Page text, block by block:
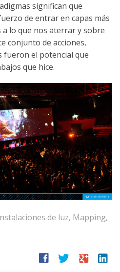
significan que
de entrar en capas más
lo que nos aterrar y sobre
conjunto de acciones,
fueron el potencial que
que hice.
de luz, Mapping,
facebook twitter google linkedin